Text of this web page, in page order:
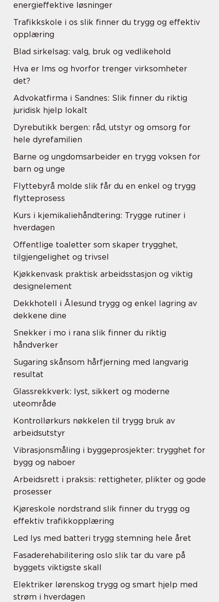
energieffektive løsninger
Trafikkskole i os slik finner du trygg og effektiv
opplæring
Blad sirkelsag: valg, bruk og vedlikehold
Hva er lms og hvorfor trenger virksomheter
det?
Advokatfirma i Sandnes: Slik finner du riktig
juridisk hjelp lokalt
Dyrebutikk bergen: råd, utstyr og omsorg for
hele dyrefamilien
Barne og ungdomsarbeider en trygg voksen for
barn og unge
Flyttebyrå molde slik får du en enkel og trygg
flytteprosess
Kurs i kjemikaliehåndtering: Trygge rutiner i
hverdagen
Offentlige toaletter som skaper trygghet,
tilgjengelighet og trivsel
Kjøkkenvask praktisk arbeidsstasjon og viktig
designelement
Dekkhotell i Ålesund trygg og enkel lagring av
dekkene dine
Snekker i mo i rana slik finner du riktig
håndverker
Sugaring skånsom hårfjerning med langvarig
resultat
Glassrekkverk: lyst, sikkert og moderne
uteområde
Kontrollørkurs nøkkelen til trygg bruk av
arbeidsutstyr
Vibrasjonsmåling i byggeprosjekter: trygghet for
bygg og naboer
Arbeidsrett i praksis: rettigheter, plikter og gode
prosesser
Kjøreskole nordstrand slik finner du trygg og
effektiv trafikkopplæring
Led lys med batteri trygg stemning hele året
Fasaderehabilitering oslo slik tar du vare på
byggets viktigste skall
Elektriker lørenskog trygg og smart hjelp med
strøm i hverdagen